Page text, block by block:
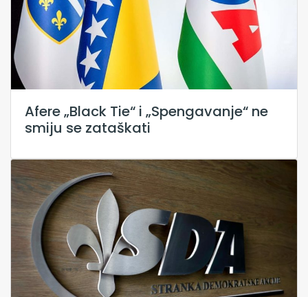
Afere „Black Tie“ i „Spengavanje“ ne
smiju se zataškati